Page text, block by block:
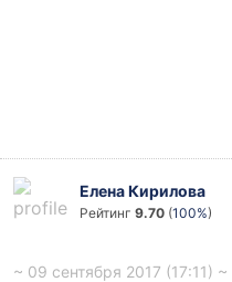
Елена Кирилова
Рейтинг 9.70 (100%)
~ 09 сентября 2017 (17:11) ~